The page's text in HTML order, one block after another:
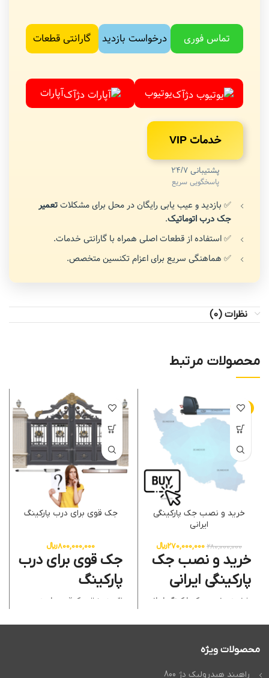
تماس فوری درخواست بازدید گارانتی قطعات
یوتیوب آپارات
خدمات VIP
پشتیبانی 24/7
پاسخگویی سریع
✅ بازدید و عیب یابی رایگان در محل برای مشکلاتتعمیر
جک درب اتوماتیک.
✅ استفاده از قطعات اصلی همراه با گارانتی خدمات.
✅ هماهنگی سریع برای اعزام تکنسین متخصص.
نظرات (0)
محصولات مرتبط
-4%
خرید و نصب جک پارکینگی
ایرانی
280,000,000
270,000,000﷼
خرید و نصب جک
پارکینگی ایرانی
با خرید و نصب جک پارکینگی ایرانی
تیم متخصص ما با سال ها سابقه
پارکینگی، اطمینان می دهد که
خواهد بود. جک های ایرانی ارائه
جک قوی برای درب پارکینگ
800,000,000﷼
جک قوی برای درب
پارکینگ
اگر به دنبال
جک قوی برای درب
انتخاب را به شما ارائه می دهد. ما
محصولات ویژه
راهبند هیدرولیک دژ 800